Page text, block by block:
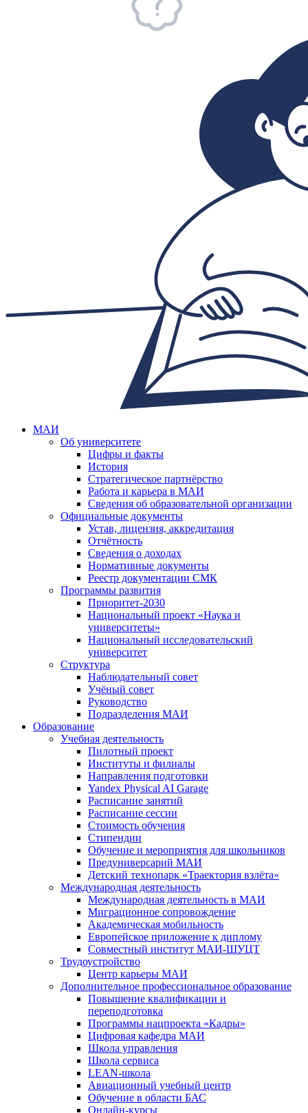
МАИ
Об университете
Цифры и факты
История
Стратегическое партнёрство
Работа и карьера в МАИ
Сведения об образовательной организации
Официальные документы
Устав, лицензия, аккредитация
Отчётность
Сведения о доходах
Нормативные документы
Реестр документации СМК
Программы развития
Приоритет-2030
Национальный проект «Наука и
университеты»
Национальный исследовательский
университет
Структура
Наблюдательный совет
Учёный совет
Руководство
Подразделения МАИ
Образование
Учебная деятельность
Пилотный проект
Институты и филиалы
Направления подготовки
Yandex Physical AI Garage
Расписание занятий
Расписание сессии
Стоимость обучения
Стипендии
Обучение и мероприятия для школьников
Предуниверсарий МАИ
Детский технопарк «Траектория взлёта»
Международная деятельность
Международная деятельность в МАИ
Миграционное сопровождение
Академическая мобильность
Европейское приложение к диплому
Совместный институт МАИ-ШУЦТ
Трудоустройство
Центр карьеры МАИ
Дополнительное профессиональное образование
Повышение квалификации и
переподготовка
Программы нацпроекта «Кадры»
Цифровая кафедра МАИ
Школа управления
Школа сервиса
LEAN-школа
Авиационный учебный центр
Обучение в области БАС
Онлайн-курсы